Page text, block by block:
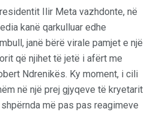
Ilir Meta vazhdonte, në
kanë qarkulluar edhe
janë bërë virale pamjet e një
që njihet të jetë i afërt me
Ndrenikës. Ky moment, i cili
në një prej gjyqeve të kryetarit
më pas pas reagimeve